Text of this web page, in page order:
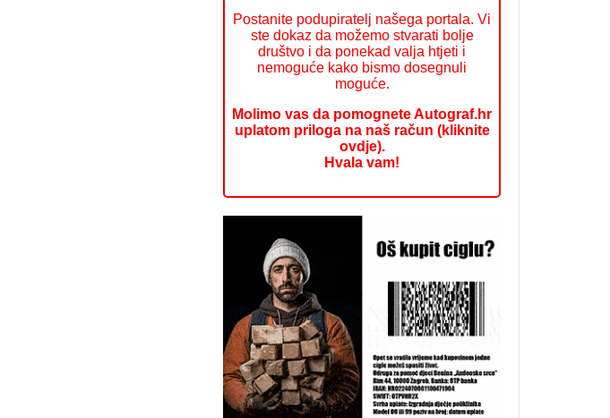
Postanite podupiratelj našega portala. Vi
ste dokaz da možemo stvarati bolje
društvo i da ponekad valja htjeti i
nemoguće kako bismo dosegnuli
moguće.
Molimo vas da pomognete Autograf.hr
uplatom priloga na naš račun (kliknite
ovdje).
Hvala vam!